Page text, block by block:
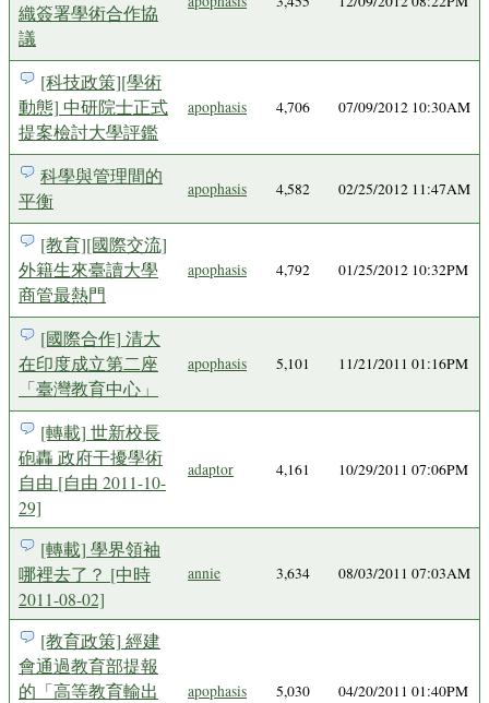
織簽署學術合作協
議
[科技政策][學術
動態] 中研院士正式
提案檢討大學評鑑
apophasis 4,706 07/09/2012 10:30AM
科學與管理間的
平衡
apophasis 4,582 02/25/2012 11:47AM
[教育][國際交流]
外籍生來臺讀大學
商管最熱門
apophasis 4,792 01/25/2012 10:32PM
[國際合作] 清大
在印度成立第二座
「臺灣教育中心」
apophasis 5,101 11/21/2011 01:16PM
[轉載] 世新校長
砲轟 政府干擾學術
自由 [自由 2011-10-
29]
adaptor 4,161 10/29/2011 07:06PM
[轉載] 學界領袖
哪裡去了？ [中時
2011-08-02]
annie 3,634 08/03/2011 07:03AM
[教育政策] 經建
會通過教育部提報
的「高等教育輸出
apophasis 5,030 04/20/2011 01:40PM